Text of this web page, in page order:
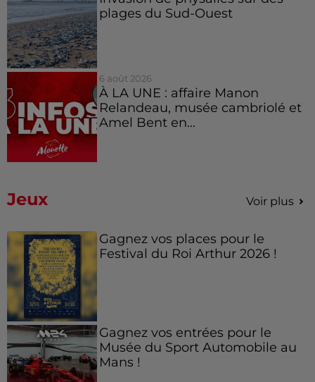
plages du Sud-Ouest
6 août 2026
À LA UNE : affaire Manon
Relandeau, musée cambriolé et
Amel Bent en...
Jeux Voir plus
Gagnez vos places pour le
Festival du Roi Arthur 2026 !
Gagnez vos entrées pour le
Musée du Sport Automobile au
Mans !